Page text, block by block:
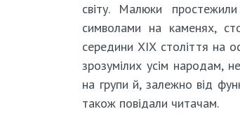
світу. Малюки
символами на каменях,
середини ХІХ століття на
зрозумілих усім народам,
на групи й, залежно від
також повідали читачам.